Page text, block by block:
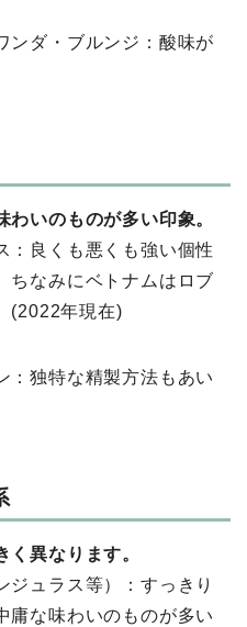
ダ・ブルンジ：酸味が
いのものが多い印象。
良くも悪くも強い個性
ちなみにベトナムはロブ
(2022年現在)
独特な精製⽅法もあい
異なります。
ュラス等）：すっきり
庸な味わいのものが多い